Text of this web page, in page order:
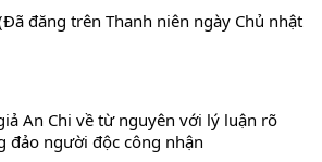
đăng trên Thanh niên ngày Chủ nhật
An Chi về từ nguyên với lý luận rõ
đảo người độc công nhận